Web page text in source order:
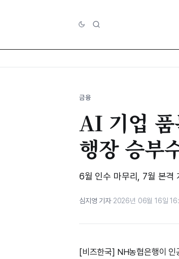
금융
AI 기업
행장 승부
6월 인수 마무리, 7월 본격
심지영 기자·2026년 06월 16일
[비즈한국] NH농협은행이 인